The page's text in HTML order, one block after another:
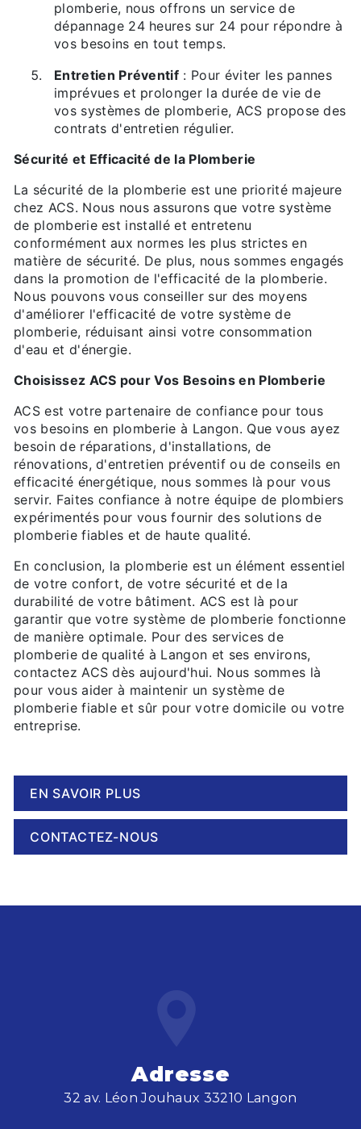
plomberie, nous offrons un service de
dépannage 24 heures sur 24 pour répondre à
vos besoins en tout temps.
Entretien Préventif : Pour éviter les pannes
imprévues et prolonger la durée de vie de
vos systèmes de plomberie, ACS propose des
contrats d'entretien régulier.
Sécurité et Efficacité de la Plomberie
La sécurité de la plomberie est une priorité majeure
chez ACS. Nous nous assurons que votre système
de plomberie est installé et entretenu
conformément aux normes les plus strictes en
matière de sécurité. De plus, nous sommes engagés
dans la promotion de l'efficacité de la plomberie.
Nous pouvons vous conseiller sur des moyens
d'améliorer l'efficacité de votre système de
plomberie, réduisant ainsi votre consommation
d'eau et d'énergie.
Choisissez ACS pour Vos Besoins en Plomberie
ACS est votre partenaire de confiance pour tous
vos besoins en plomberie à Langon. Que vous ayez
besoin de réparations, d'installations, de
rénovations, d'entretien préventif ou de conseils en
efficacité énergétique, nous sommes là pour vous
servir. Faites confiance à notre équipe de plombiers
expérimentés pour vous fournir des solutions de
plomberie fiables et de haute qualité.
En conclusion, la plomberie est un élément essentiel
de votre confort, de votre sécurité et de la
durabilité de votre bâtiment. ACS est là pour
garantir que votre système de plomberie fonctionne
de manière optimale. Pour des services de
plomberie de qualité à Langon et ses environs,
contactez ACS dès aujourd'hui. Nous sommes là
pour vous aider à maintenir un système de
plomberie fiable et sûr pour votre domicile ou votre
entreprise.
EN SAVOIR PLUS
CONTACTEZ-NOUS
Adresse
32 av. Léon Jouhaux 33210 Langon